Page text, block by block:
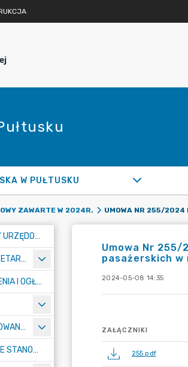
W PUŁTUSKU
ZAWARTE W 2024R.
DANE KONTAKTOWE, GODZINY URZĘDOWANIA I NUMER KONTA BANKOWEGO
ZAMÓWIENIA PUBLICZNE, PRZETARGI, KONKURSY
ZAWIADOMIENIA, OBWIESZCZENIA I OGŁOSZENIA
PLANOWANIE I ZAGOSPODAROWANIE PRZESTRZENNE
PRACA - KONKURSY NA WOLNE STANOWISKA
Umowa Nr
pasażerskich w
2024-05-08 14:35
ZAŁĄCZNIKI
255.pdf